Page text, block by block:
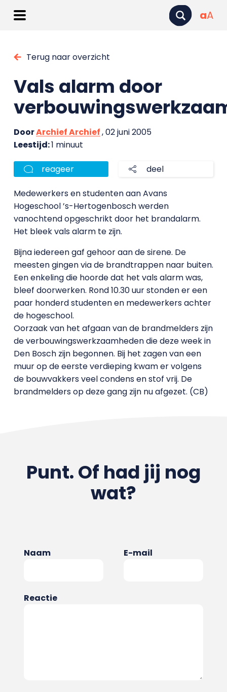
aA
Terug naar overzicht
Vals alarm door
DoorArchief Archief, 02 juni 2005
Leestijd:1 minuut
reageer deel
Medewerkers en studenten aan Avans
Hogeschool ’s-Hertogenbosch werden
vanochtend opgeschrikt door het brandalarm.
Het bleek vals alarm te zijn.
Bijna iedereen gaf gehoor aan de sirene. De
meesten gingen via de brandtrappen naar buiten.
Een enkeling die hoorde dat het vals alarm was,
bleef doorwerken. Rond 10.30 uur stonden er een
paar honderd studenten en medewerkers achter
de hogeschool.
Oorzaak van het afgaan van de brandmelders zijn
de verbouwingswerkzaamheden die deze week in
Den Bosch zijn begonnen. Bij het zagen van een
muur op de eerste verdieping kwam er volgens
de bouwvakkers veel condens en stof vrij. De
brandmelders op deze gang zijn nu afgezet. (CB)
Punt. Of had jij nog
wat?
Naam E-mail
Reactie